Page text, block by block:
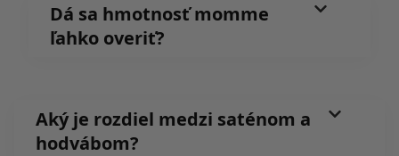
Dá sa hmotnosť momme
ľahko overiť?
Aký je rozdiel medzi saténom a
hodvábom?